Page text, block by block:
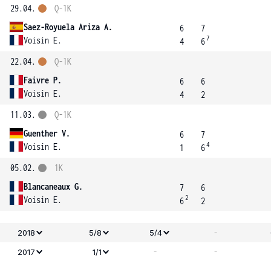
29.04.
Saez-Royuela Ariza A.
Voisin E.
Q-1K
6
4
7
67
22.04.
Faivre P.
Voisin E.
Q-1K
6
4
6
2
11.03.
Guenther V.
Voisin E.
Q-1K
6
1
7
64
05.02.
Blancaneaux G.
Voisin E.
1K
7
62
6
2
2018 5/8 5/4 -
2017
1/1 -
-